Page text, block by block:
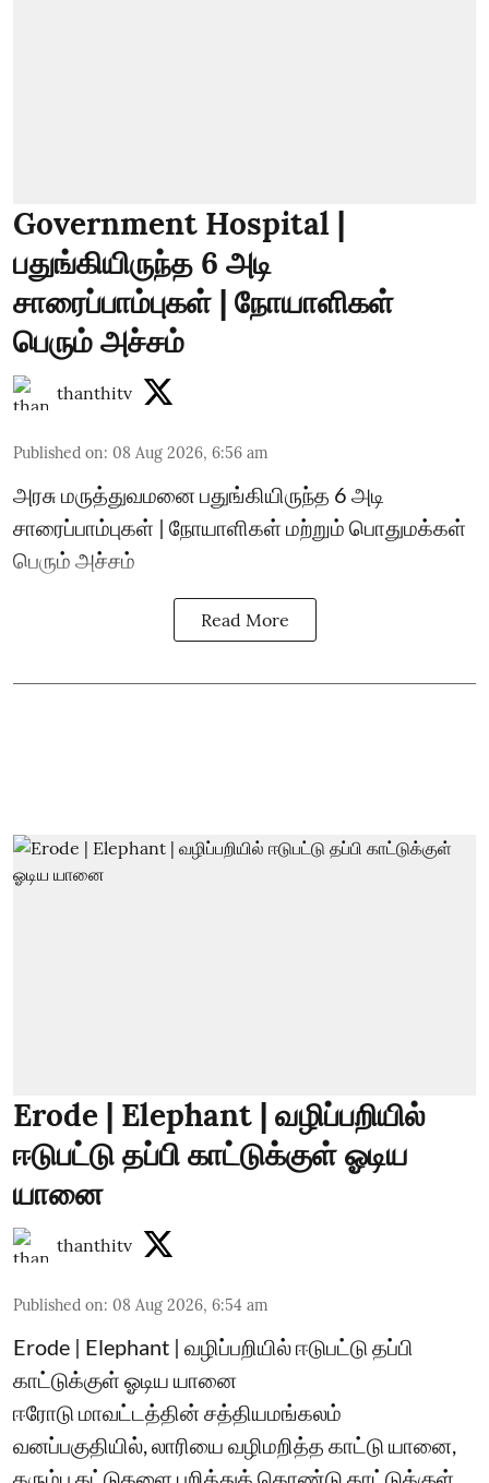
Government Hospital |
பதுங்கியிருந்த 6 அடி
சாரைப்பாம்புகள் | நோயாளிகள்
பெரும் அச்சம்
thanthitv
Published on: 08 Aug 2026, 6:56 am
அரசு மருத்துவமனை பதுங்கியிருந்த 6 அடி
சாரைப்பாம்புகள் | நோயாளிகள் மற்றும் பொதுமக்கள்
பெரும் அச்சம்
Read More
Erode | Elephant | வழிப்பறியில்
ஈடுபட்டு தப்பி காட்டுக்குள் ஓடிய
யானை
thanthitv
Published on: 08 Aug 2026, 6:54 am
Erode | Elephant | வழிப்பறியில் ஈடுபட்டு தப்பி
காட்டுக்குள் ஓடிய யானை
ஈரோடு மாவட்டத்தின் சத்தியமங்கலம்
வனப்பகுதியில், லாரியை வழிமறித்த காட்டு யானை,
கரும்பு கட்டுகளை பறித்துக் கொண்டு காட்டுக்குள்